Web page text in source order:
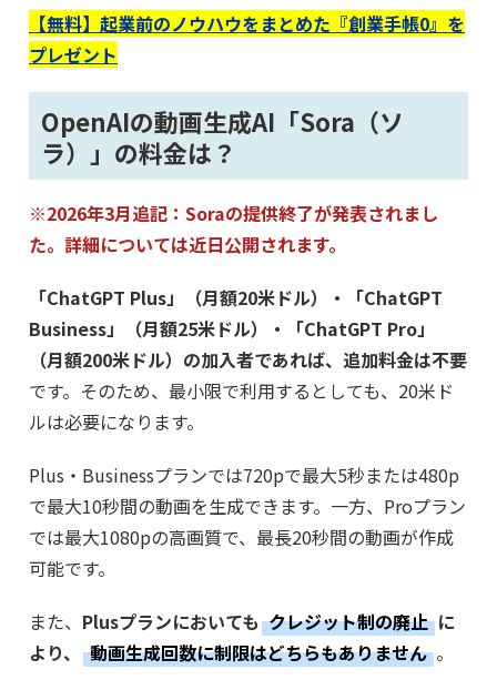
【無料】起業前のノウハウをまとめた『創業手帳0』を
プレゼント
OpenAIの動画生成AI「Sora（ソ
ラ）」の料金は？
※2026年3月追記：Soraの提供終了が発表されまし
た。詳細については近日公開されます。
「ChatGPT Plus」（月額20米ドル）・「ChatGPT
Business」（月額25米ドル）・「ChatGPT Pro」
（月額200米ドル）の加入者であれば、追加料金は不要
です。そのため、最小限で利用するとしても、20米ド
ルは必要になります。
Plus・Businessプランでは720pで最大5秒または480p
で最大10秒間の動画を生成できます。一方、Proプラン
では最大1080pの高画質で、最長20秒間の動画が作成
可能です。
また、 Plusプランにおいても クレジット制の廃止 に
より、
動画生成回数に制限はどちらもありません 。